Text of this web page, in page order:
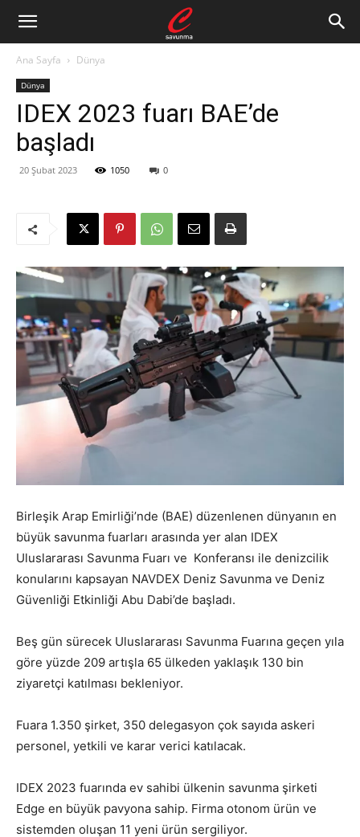
Ana Sayfa Dünya
Dünya
IDEX 2023 fuarı BAE’de
başladı
20 Şubat 2023 1050 0
Birleşik Arap Emirliği’nde (BAE) düzenlenen dünyanın en
büyük savunma fuarları arasında yer alan IDEX
Uluslararası Savunma Fuarı ve Konferansı ile denizcilik
konularını kapsayan NAVDEX Deniz Savunma ve Deniz
Güvenliği Etkinliği Abu Dabi’de başladı.
Beş gün sürecek Uluslararası Savunma Fuarına geçen yıla
göre yüzde 209 artışla 65 ülkeden yaklaşık 130 bin
ziyaretçi katılması bekleniyor.
Fuara 1.350 şirket, 350 delegasyon çok sayıda askeri
personel, yetkili ve karar verici katılacak.
IDEX 2023 fuarında ev sahibi ülkenin savunma şirketi
Edge en büyük pavyona sahip. Firma otonom ürün ve
sistemden oluşan 11 yeni ürün sergiliyor.